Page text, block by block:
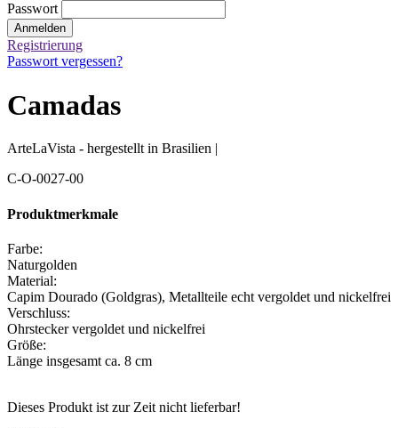
Passwort
Anmelden
Registrierung
Passwort vergessen?
Camadas
ArteLaVista - hergestellt in Brasilien |
C-O-0027-00
Produktmerkmale
Farbe:
Naturgolden
Material:
Capim Dourado (Goldgras), Metallteile echt vergoldet und nickelfrei
Verschluss:
Ohrstecker vergoldet und nickelfrei
Größe:
Länge insgesamt ca. 8 cm
Dieses Produkt ist zur Zeit nicht lieferbar!